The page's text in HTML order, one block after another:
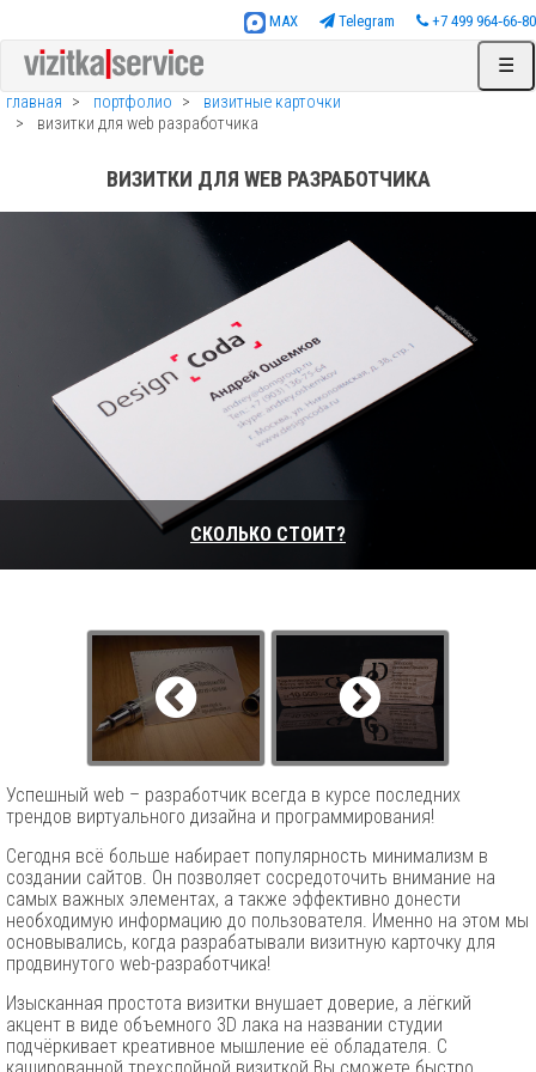
MAX Telegram +7 499 964‑66‑80
☰
главная
портфолио
визитные карточки
визитки для web разработчика
ВИЗИТКИ ДЛЯ WEB РАЗРАБОТЧИКА
СКОЛЬКО СТОИТ?
Успешный web – разработчик всегда в курсе последних
трендов виртуального дизайна и программирования!
Сегодня всё больше набирает популярность минимализм в
создании сайтов. Он позволяет сосредоточить внимание на
самых важных элементах, а также эффективно донести
необходимую информацию до пользователя. Именно на этом мы
основывались, когда разрабатывали визитную карточку для
продвинутого web-разработчика!
Изысканная простота визитки внушает доверие, а лёгкий
акцент в виде объемного 3D лака на названии студии
подчёркивает креативное мышление её обладателя. С
кашированной трехслойной визиткой Вы сможете быстро